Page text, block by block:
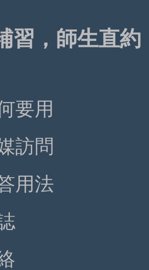
習，師生直
要用
訪問
用法